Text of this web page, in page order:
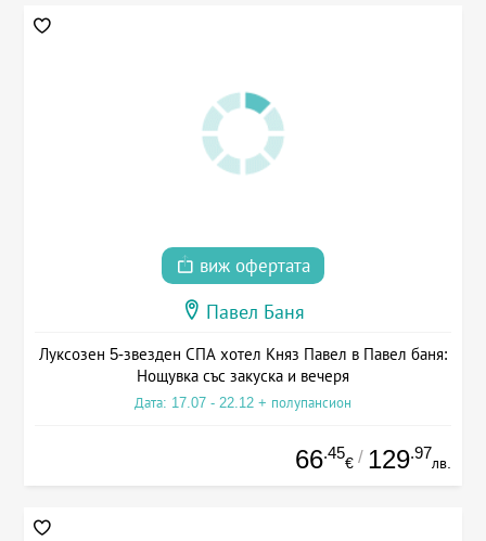
виж офертата
Павел Баня
Луксозен 5-звезден СПА хотел Княз Павел в Павел баня:
Нощувка със закуска и вечеря
Дата: 17.07 - 22.12 + полупансион
66.45
€ / 129.97
лв.